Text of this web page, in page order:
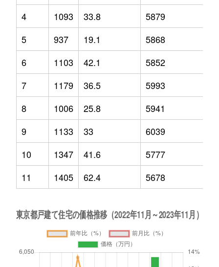
4
1093 33.8 5879
5
937 19.1 5868
6
1103 42.1 5852
7
1179 36.5 5993
8
1006 25.8 5941
9
1133 33 6039
10
1347 41.6 5777
11
1405 62.4 5678